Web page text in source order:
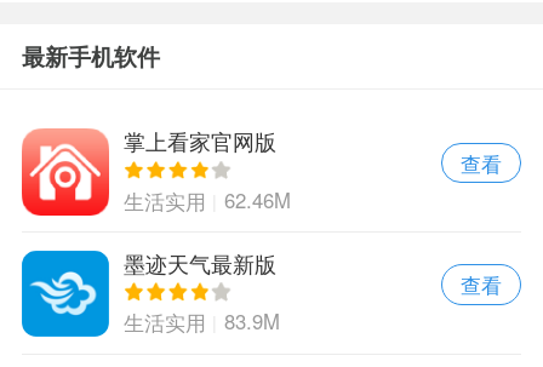
最新手机软件
掌上看家官网版
生活实用 62.46M
查看
墨迹天气最新版
生活实用 83.9M
查看